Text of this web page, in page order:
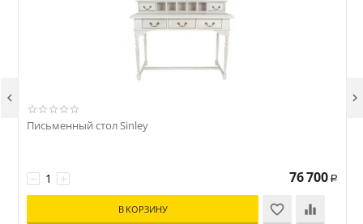
Письменный стол Sinley
+
− 76 700 Р
В КОРЗИНУ
 